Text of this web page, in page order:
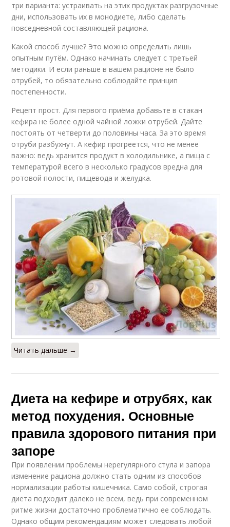
три варианта: устраивать на этих продуктах разгрузочные
дни, использовать их в монодиете, либо сделать
повседневной составляющей рациона.
Какой способ лучше? Это можно определить лишь
опытным путём. Однако начинать следует с третьей
методики. И если раньше в вашем рационе не было
отрубей, то обязательно соблюдайте принцип
постепенности.
Рецепт прост. Для первого приёма добавьте в стакан
кефира не более одной чайной ложки отрубей. Дайте
постоять от четверти до половины часа. За это время
отруби разбухнут. А кефир прогреется, что не менее
важно: ведь хранится продукт в холодильнике, а пища с
температурой всего в несколько градусов вредна для
ротовой полости, пищевода и желудка.
Читать дальше →
Диета на кефире и отрубях, как
метод похудения. Основные
правила здорового питания при
запоре
При появлении проблемы нерегулярного стула и запора
изменение рациона должно стать одним из способов
нормализации работы кишечника. Само собой, строгая
диета подходит далеко не всем, ведь при современном
ритме жизни достаточно проблематично ее соблюдать.
Однако общим рекомендациям может следовать любой